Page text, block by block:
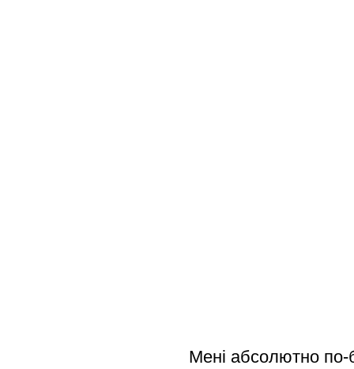
Мені абсолютно по-